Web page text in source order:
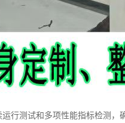
行测试和多项性能指标检测，